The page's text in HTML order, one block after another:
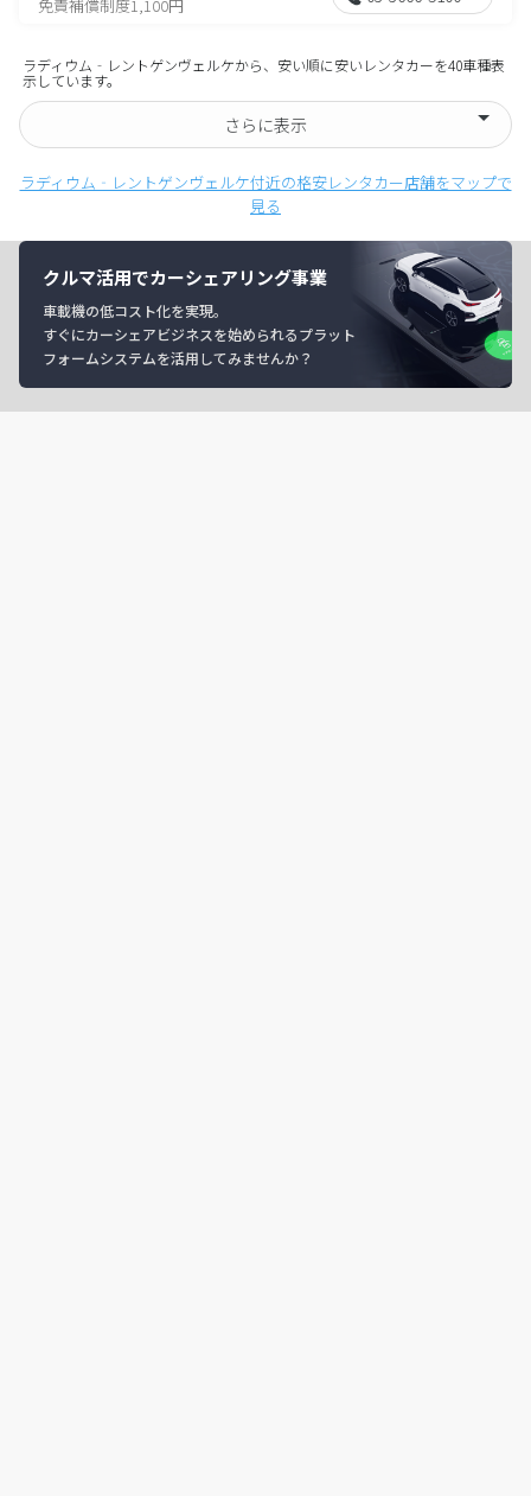
免責補償制度1,100円
ラディウム‐レントゲンヴェルケから、安い順に安いレンタカーを40車種表
示しています。
さらに表示
ラディウム‐レントゲンヴェルケ付近の格安レンタカー店舗をマップで
見る
クルマ活用でカーシェアリング事業
車載機の低コスト化を実現。
すぐにカーシェアビジネスを始められるプラット
フォームシステムを活用してみませんか？